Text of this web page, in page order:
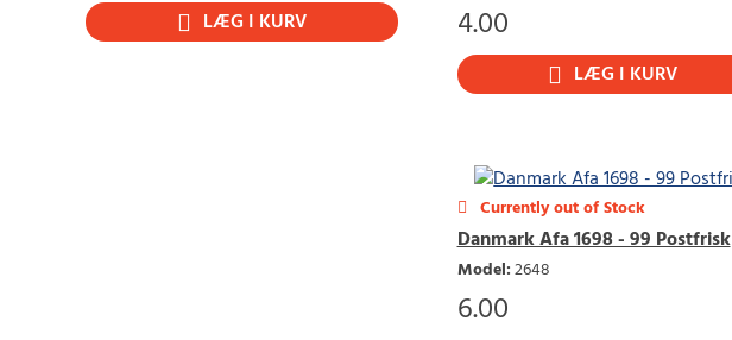
LÆG I KURV 4.00
LÆG I KURV
Currently out of Stock
Danmark Afa 1698 - 99 Postfrisk
Model:2648
6.00